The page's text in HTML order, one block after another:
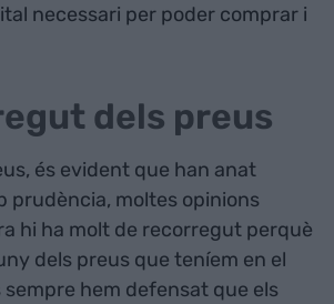
necessari per poder comprar i
dels preus
és evident que han anat
prudència, moltes opinions
hi ha molt de recorregut perquè
dels preus que teníem en el
hem defensat que els